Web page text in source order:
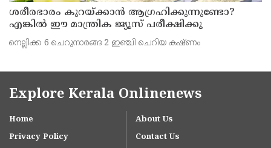
ശരീരഭാരം കുറയ്ക്കാൻ ആഗ്രഹിക്കുന്നുണ്ടോ?
എങ്കിൽ ഈ മാന്ത്രിക ജ്യൂസ് പരീക്ഷിക്കൂ
നെല്ലിക്ക 6 ചെറുനാരങ്ങ 2 ഇഞ്ചി ചെറിയ കഷ്ണം
Explore Kerala Onlinenews
Home
About Us
Privacy Policy
Contact Us